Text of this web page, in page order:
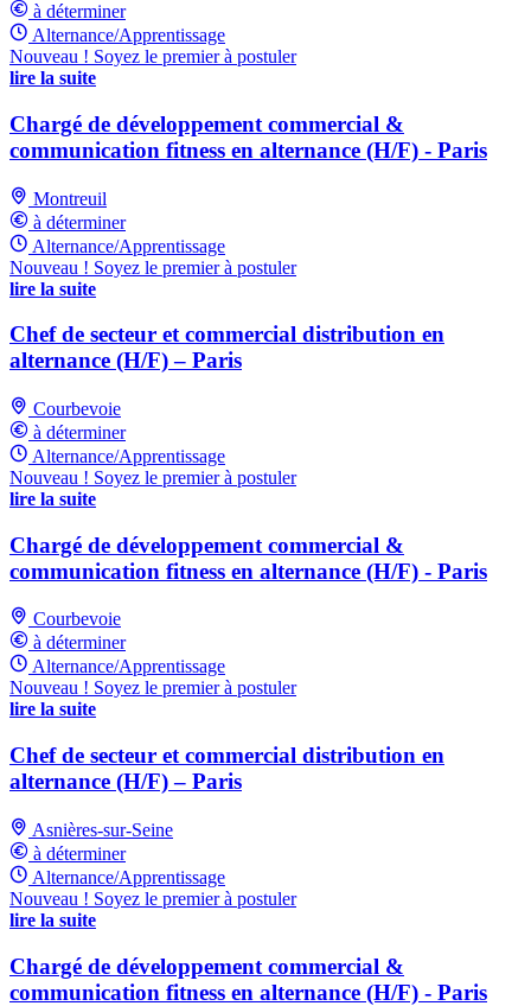
à déterminer
Alternance/Apprentissage
Nouveau ! Soyez le premier à postuler
lire la suite
Chargé de développement commercial &
communication fitness en alternance (H/F) - Paris
Montreuil
à déterminer
Alternance/Apprentissage
Nouveau ! Soyez le premier à postuler
lire la suite
Chef de secteur et commercial distribution en
alternance (H/F) – Paris
Courbevoie
à déterminer
Alternance/Apprentissage
Nouveau ! Soyez le premier à postuler
lire la suite
Chargé de développement commercial &
communication fitness en alternance (H/F) - Paris
Courbevoie
à déterminer
Alternance/Apprentissage
Nouveau ! Soyez le premier à postuler
lire la suite
Chef de secteur et commercial distribution en
alternance (H/F) – Paris
Asnières-sur-Seine
à déterminer
Alternance/Apprentissage
Nouveau ! Soyez le premier à postuler
lire la suite
Chargé de développement commercial &
communication fitness en alternance (H/F) - Paris